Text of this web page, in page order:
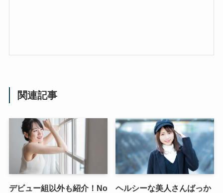
関連記事
デビュー組以外も紹介！No
ヘルシーな美人さんばっか